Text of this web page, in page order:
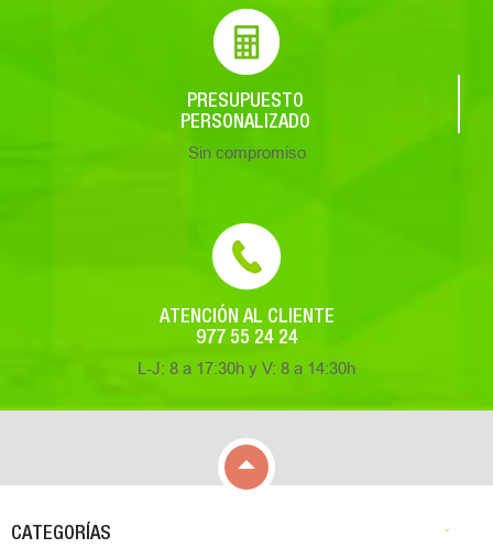
PRESUPUESTO
PERSONALIZADO
Sin compromiso
ATENCIÓN AL CLIENTE
977 55 24 24
L-J: 8 a 17:30h y V: 8 a 14:30h

CATEGORÍAS 